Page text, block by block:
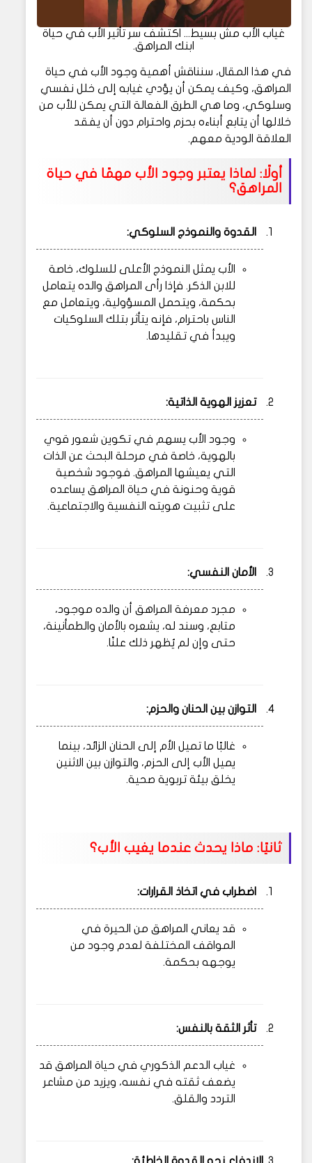
غياب الأب مش بسيط... اكتشف سر تأثير الأب في حياة
ابنك المراهق.
في هذا المقال، سنناقش أهمية وجود الأب في حياة
المراهق، وكيف يمكن أن يؤدي غيابه إلى خلل نفسي
وسلوكي، وما هي الطرق الفعالة التي يمكن للأب من
خلالها أن يتابع أبناءه بحزم واحترام دون أن يفقد
العلاقة الودية معهم.
أولًا: لماذا يعتبر وجود الأب مهمًا في حياة
المراهق؟
القدوة والنموذج السلوكي:
الأب يمثل النموذج الأعلى للسلوك، خاصة
للابن الذكر. فإذا رأى المراهق والده يتعامل
بحكمة، ويتحمل المسؤولية، ويتعامل مع
الناس باحترام، فإنه يتأثر بتلك السلوكيات
ويبدأ في تقليدها.
تعزيز الهوية الذاتية:
وجود الأب يسهم في تكوين شعور قوي
بالهوية، خاصة في مرحلة البحث عن الذات
التي يعيشها المراهق. فوجود شخصية
قوية وحنونة في حياة المراهق يساعده
على تثبيت هويته النفسية والاجتماعية.
الأمان النفسي:
مجرد معرفة المراهق أن والده موجود،
متابع، وسند له، يشعره بالأمان والطمأنينة،
حتى وإن لم يُظهر ذلك علنًا.
التوازن بين الحنان والحزم:
غالبًا ما تميل الأم إلى الحنان الزائد، بينما
يميل الأب إلى الحزم، والتوازن بين الاثنين
يخلق بيئة تربوية صحية.
ثانيًا: ماذا يحدث عندما يغيب الأب؟
اضطراب في اتخاذ القرارات:
قد يعاني المراهق من الحيرة في
المواقف المختلفة لعدم وجود من
يوجهه بحكمة.
تأثر الثقة بالنفس:
غياب الدعم الذكوري في حياة المراهق قد
يضعف ثقته في نفسه، ويزيد من مشاعر
التردد والقلق.